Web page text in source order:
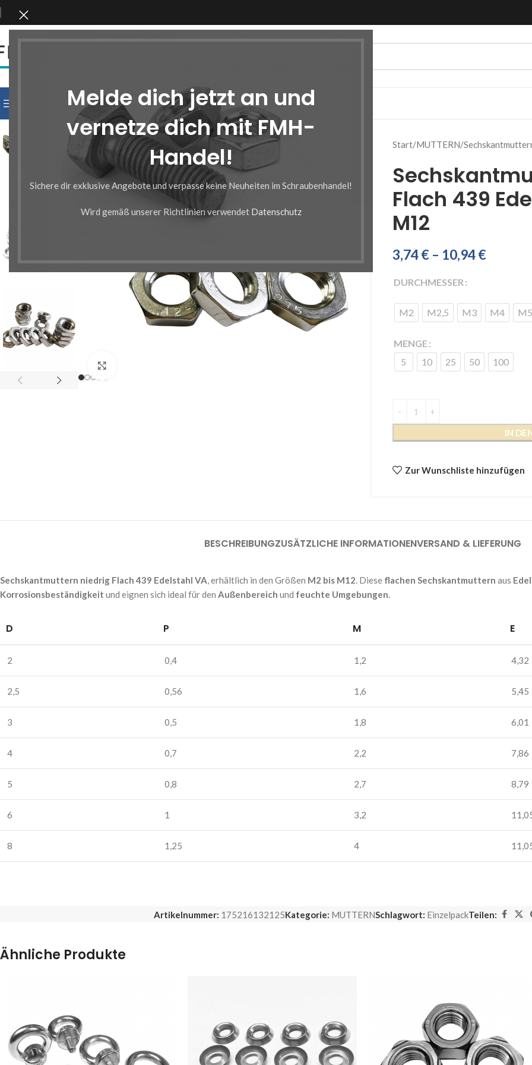
Melde dich jetzt an und
vernetze dich mit FMH-
Handel!
Sichere dir exklusive Angebote und verpasse keine Neuheiten im Schraubenhandel!
Wird gemäß unserer Richtlinien verwendet Datenschutz
KATEGORIEN DURCHSUCHEN
Start MUTTERN
Flach 439
M12
3,74€ – 10,94€
DURCHMESSER
M2 M2,5 M3 M4 M5
MENGE
5
10 25 50 100
IN
Zur Wunschliste hinzufügen
BESCHREIBUNGZUSÄTZLICHE INFORMATIONENVERSAND & LIEFERUNG
Sechskantmuttern niedrig Flach 439 Edelstahl VA, erhältlich in den Größen M2 bis M12. Diese flachen Sechskantmuttern aus
Korrosionsbeständigkeit und eignen sich ideal für den Außenbereich und feuchte Umgebungen.
D P M E
2 0,4 1,2 4,32
2,5 0,56 1,6 5,45
3 0,5 1,8 6,01
4 0,7 2,2 7,86
5 0,8 2,7 8,79
6 1 3,2
8 1,25 4
Artikelnummer: 175216132125Kategorie: MUTTERNSchlagwort: EinzelpackTeilen:
Ähnliche Produkte